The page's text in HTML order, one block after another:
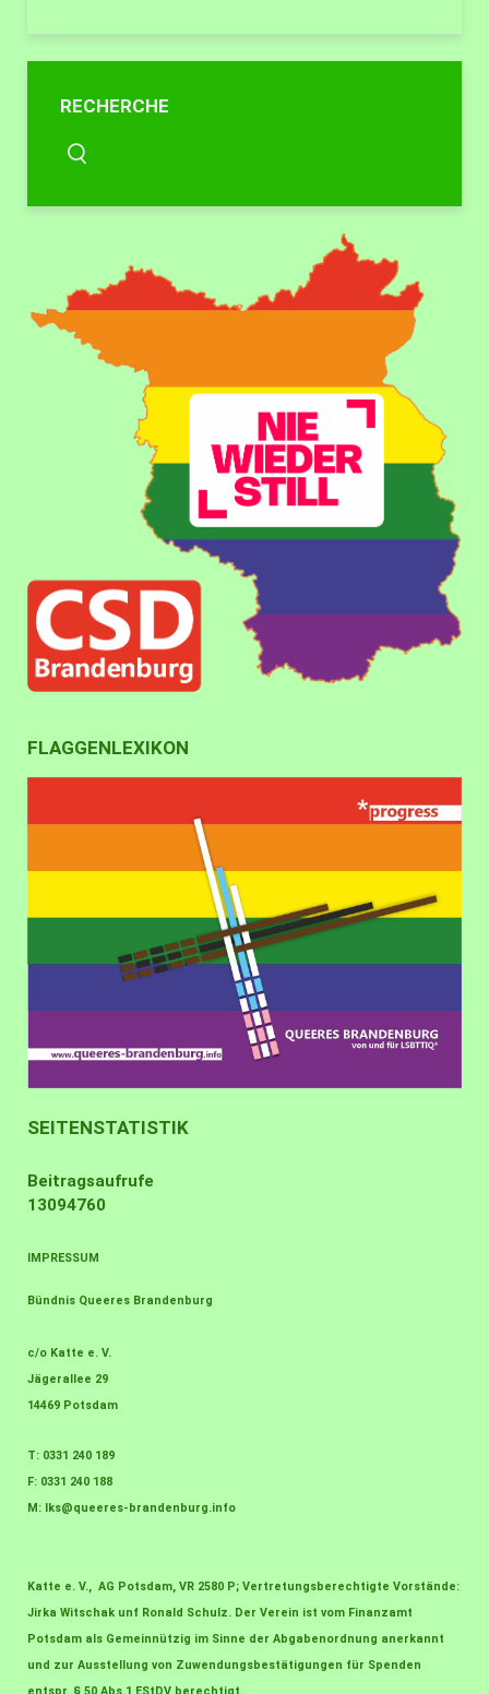
RECHERCHE
FLAGGENLEXIKON
SEITENSTATISTIK
Beitragsaufrufe
13094760
IMPRESSUM
Bündnis Queeres Brandenburg
c/o Katte e. V.
Jägerallee 29
14469 Potsdam
T: 0331 240 189
F: 0331 240 188
M:
lks@queeres-brandenburg.info
Katte e. V., AG Potsdam, VR 2580 P; Vertretungsberechtigte Vorstände:
Jirka Witschak unf Ronald Schulz. Der Verein ist vom Finanzamt
Potsdam als Gemeinnützig im Sinne der Abgabenordnung anerkannt
und zur Ausstellung von Zuwendungsbestätigungen für Spenden